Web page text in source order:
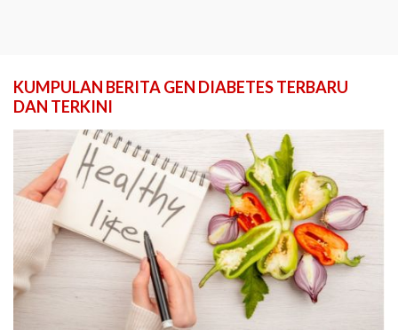
KUMPULAN BERITA GEN DIABETES TERBARU
DAN TERKINI